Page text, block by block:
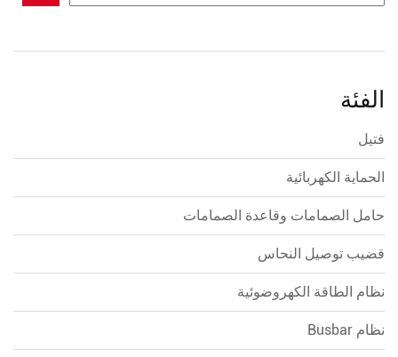
الفئة
فتيل
الحماية الكهربائية
حامل الصمامات وقاعدة الصمامات
قضيب توصيل النحاس
نظام الطاقة الكهروضوئية
نظام Busbar